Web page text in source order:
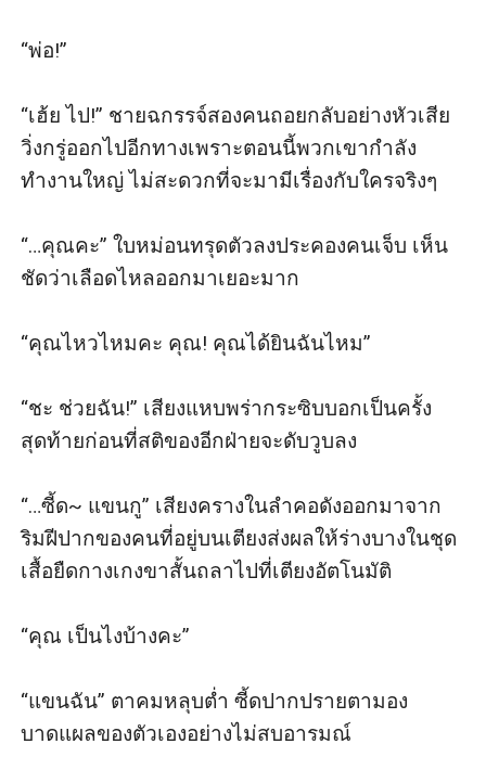
“พ่อ!”
“เฮ้ย ไป!” ชายฉกรรจ์สองคนถอยกลับอย่างหัวเสีย
วิ่งกรู่ออกไปอีกทางเพราะตอนนี้พวกเขากำลัง
ทำงานใหญ่ ไม่สะดวกที่จะมามีเรื่องกับใครจริงๆ
“…คุณคะ” ใบหม่อนทรุดตัวลงประคองคนเจ็บ เห็น
ชัดว่าเลือดไหลออกมาเยอะมาก
“คุณไหวไหมคะ คุณ! คุณได้ยินฉันไหม”
“ชะ ช่วยฉัน!” เสียงแหบพร่ากระซิบบอกเป็นครั้ง
สุดท้ายก่อนที่สติของอีกฝ่ายจะดับวูบลง
“…ซี้ด~ แขนกู” เสียงครางในลำคอดังออกมาจาก
ริมฝีปากของคนที่อยู่บนเตียงส่งผลให้ร่างบางในชุด
เสื้อยืดกางเกงขาสั้นถลาไปที่เตียงอัตโนมัติ
“คุณ เป็นไงบ้างคะ”
“แขนฉัน” ตาคมหลุบต่ำ ซี้ดปากปรายตามอง
บาดแผลของตัวเองอย่างไม่สบอารมณ์